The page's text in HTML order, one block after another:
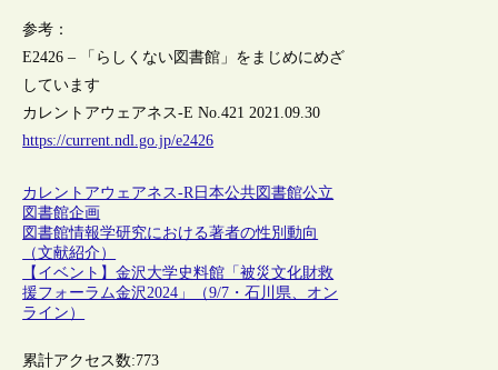
参考：
E2426 – 「らしくない図書館」をまじめにめざ
しています
カレントアウェアネス-E No.421 2021.09.30
https://current.ndl.go.jp/e2426
カレントアウェアネス-R 日本公共図書館公立
図書館企画
図書館情報学研究における著者の性別動向
（文献紹介）
【イベント】金沢大学史料館「被災文化財救
援フォーラム金沢2024」（9/7・石川県、オン
ライン）
累計アクセス数:773